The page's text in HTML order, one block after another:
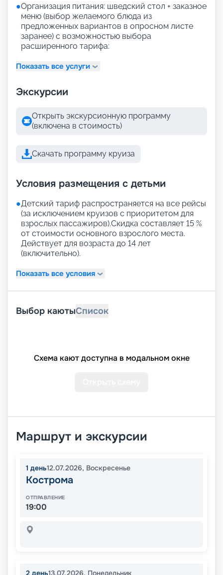
●Организация питания: шведский стол + заказное
меню (выбор желаемого блюда из
предложенных вариантов в опросном листе
заранее) с возможностью выбора
расширенного тарифа:
Показать все услуги
Экскурсии
Открыть экскурсионную программу
(включена в стоимость)
Скачать программу круиза
Условия размещения с детьми
●Детский тариф распространяется на все рейсы
(за исключением круизов с приоритетом для
взрослых пассажиров).Скидка составляет 15 %
от стоимости основного взрослого места.
Действует для возраста до 14 лет
(включительно).
Показать все условия
Выбор каютыСписок
Схема кают доступна в модальном окне
Маршрут и экскурсии
1 день12.07.2026, Воскресенье
Кострома
ОТПРАВЛЕНИЕ
19:00
2 день13.07.2026, Понедельник